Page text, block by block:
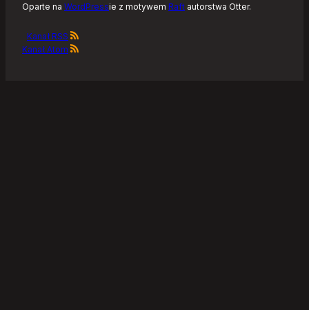
Oparte na WordPressie z motywem Raft autorstwa Otter.
Kanał RSS
Kanał Atom